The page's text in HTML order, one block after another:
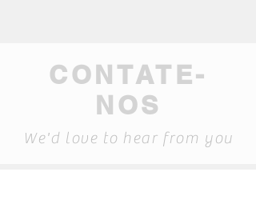
CONTATE-
NOS
We'd love to hear from you